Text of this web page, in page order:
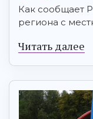
Как сообщает
региона с
Читать далее